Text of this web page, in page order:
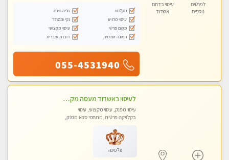
לפרטים
נוספים
עיסוי בדרום
אשדוד
מקלחת
חניה חינם
עיסוי מרגיע
נקי ומסודר
מקום פרטי
עיסוי מקצועי
תמונה אמיתית
דוברת עיברית
055-4531940
לעיסוי באשדוד מעסה מקצועית צעירה ואיכותית פרטי!!!
עיסוי מפנק, עיסוי מקצועי, עיסוי
בקלניקה פרטית, מתחמי ספא מפנק,
פלטינה